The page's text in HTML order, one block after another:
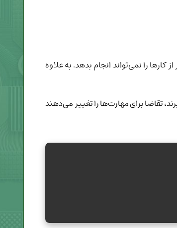
را نمی‌تواند انجام بدهد. به علاوه
تقاضا برای مهارت‌ها را تغییر می‌دهند